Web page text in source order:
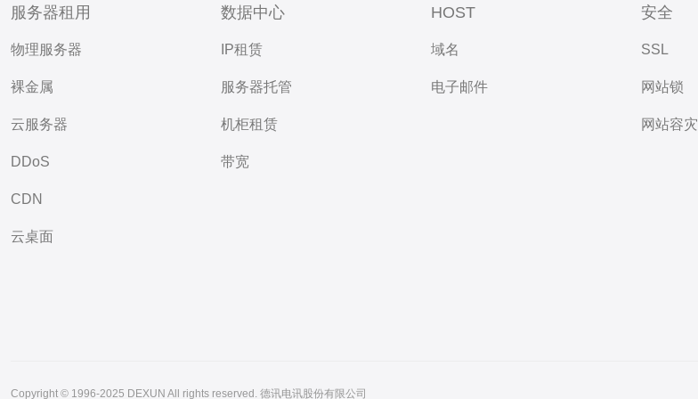
服务器租用
物理服务器
裸金属
云服务器
DDoS
CDN
云桌面
数据中心
IP租赁
服务器托管
机柜租赁
带宽
HOST
域名
电子邮件
安全
SSL
网站锁
网站容灾
Copyright © 1996-2025 DEXUN All rights reserved. 德讯电讯股份有限公司